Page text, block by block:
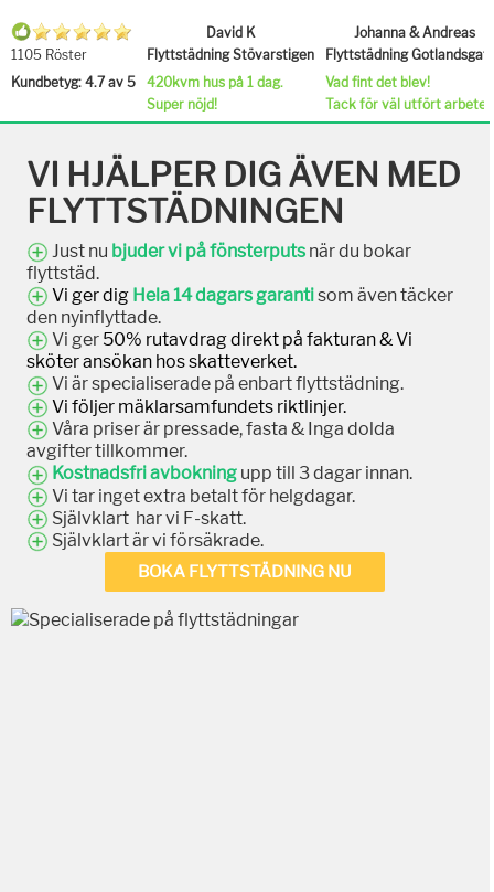
1105 Röster
Kundbetyg: 4.7 av 5
David K
Flyttstädning Stövarstigen
420kvm hus på 1 dag.
Super nöjd!
Johanna & Andreas
Flyttstädning
Vad fint det blev!
Tack för väl utfört arbete.
VI HJÄLPER DIG ÄVEN MED
FLYTTSTÄDNINGEN
Just nu bjuder vi på fönsterputs när du bokar
flyttstäd.
Vi ger dig Hela 14 dagars garantisom även täcker
den nyinflyttade.
Vi ger 50% rutavdrag direkt på fakturan & Vi
sköter ansökan hos skatteverket.
Vi är specialiserade på enbart flyttstädning.
Vi följer mäklarsamfundets riktlinjer.
Våra priser är pressade, fasta & Inga dolda
avgifter tillkommer.
Kostnadsfri avbokning upp till 3 dagar innan.
Vi tar inget extra betalt för helgdagar.
Självklart har vi F-skatt.
Självklart är vi försäkrade.
BOKA FLYTTSTÄDNING NU